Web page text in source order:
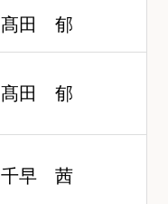
髙田 郁
髙田 郁
千早 茜